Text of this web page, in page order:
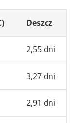
Deszcz
2,55 dni
3,27 dni
2,91 dni